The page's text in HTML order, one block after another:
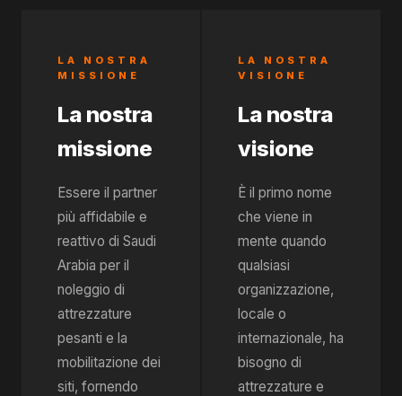
LA NOSTRA
MISSIONE
La nostra
missione
Essere il partner
più affidabile e
reattivo di Saudi
Arabia per il
noleggio di
attrezzature
pesanti e la
mobilitazione dei
siti, fornendo
LA NOSTRA
VISIONE
La nostra
visione
È il primo nome
che viene in
mente quando
qualsiasi
organizzazione,
locale o
internazionale, ha
bisogno di
attrezzature e